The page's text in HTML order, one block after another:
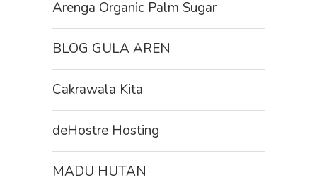
Arenga Organic Palm Sugar
BLOG GULA AREN
Cakrawala Kita
deHostre Hosting
MADU HUTAN